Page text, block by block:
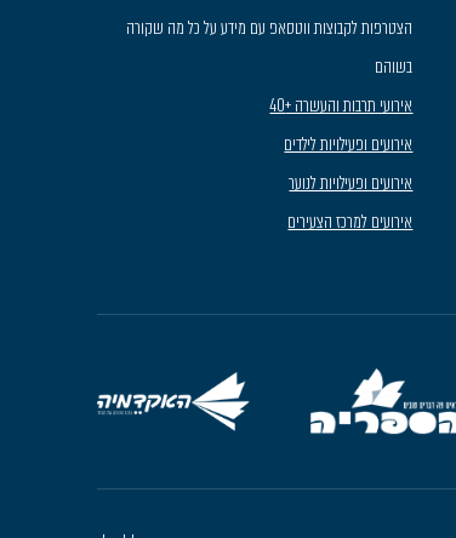
הצטרפות לקבוצות ווטסאפ עם מידע על כל מה שקורה
בשוהם
אירועי תרבות והעשרה +40
אירועים ופעילויות לילדים
אירועים ופעילויות לנוער
אירועים למרכז הצעירים